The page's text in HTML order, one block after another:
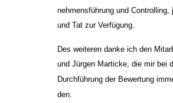
nehmensführung und
und Tat zur Verfügung.
Des weiteren danke ich den
und Jürgen Marticke, die mir bei
Durchführung der Bewertung
den.